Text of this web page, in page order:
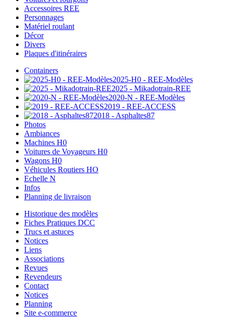
Accessoires REE
Personnages
Matériel roulant
Décor
Divers
Plaques d'itinéraires
Containers
2025-H0 - REE-Modèles
2025 - Mikadotrain-REE
2020-N - REE-Modèles
2019 - REE-ACCESS
2018 - Asphaltes87
Photos
Ambiances
Machines H0
Voitures de Voyageurs H0
Wagons H0
Véhicules Routiers HO
Echelle N
Infos
Planning de livraison
Historique des modèles
Fiches Pratiques DCC
Trucs et astuces
Notices
Liens
Associations
Revues
Revendeurs
Contact
Notices
Planning
Site e-commerce